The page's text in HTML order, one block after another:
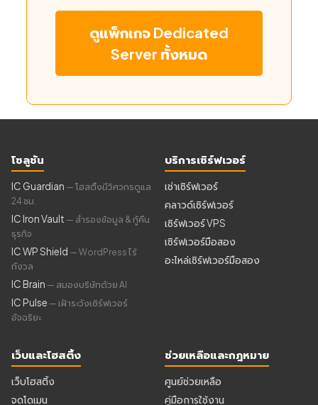
ดูแพ็กเกจ Dedicated
Server ทั้งหมด
โซลูชัน
IC Guardian — โฮสติ้งมีวิศวกรดูแล
24 ชม.
IC Iron Vault — สำรองข้อมูล & กู้คืน
ธุรกิจ
IC WP Shield — WordPress ไร้
กังวล
IC Brain — สมองบริษัทด้วย AI
IC Pulse — เฝ้าระวังเซิร์ฟเวอร์
อัจฉริยะ
บริการเซิร์ฟเวอร์
เช่าเซิร์ฟเวอร์
คลาวด์เซิร์ฟเวอร์
เซิร์ฟเวอร์ VPS
เซิร์ฟเวอร์มือสอง
อะไหล่เซิร์ฟเวอร์มือสอง
เว็บและโฮสติ้ง
เว็บโฮสติ้ง
จดโดเมน
ช่วยเหลือและกฎหมาย
ศูนย์ช่วยเหลือ
คู่มือการใช้งาน